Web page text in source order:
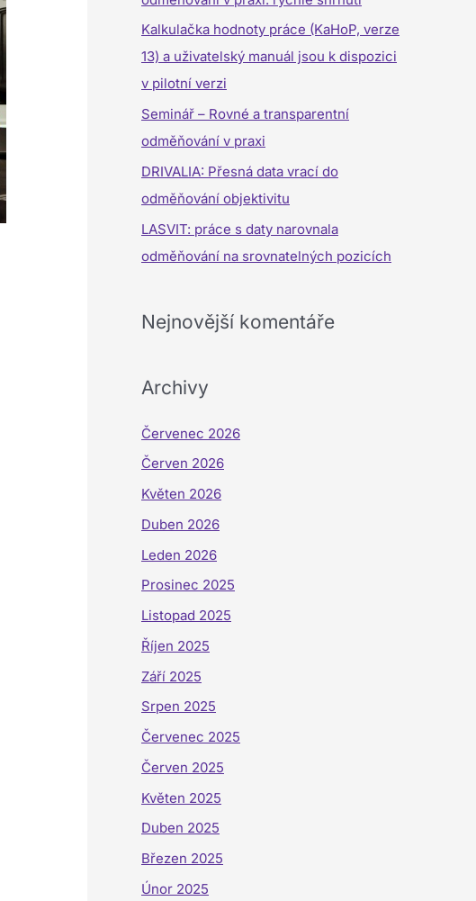
o
:
Kalkulačka hodnoty práce (KaHoP, verze
13) a uživatelský manuál jsou k dispozici
v pilotní verzi
Seminář – Rovné a transparentní
odměňování v praxi
DRIVALIA: Přesná data vrací do
odměňování objektivitu
LASVIT: práce s daty narovnala
odměňování na srovnatelných pozicích
Nejnovější komentáře
Archivy
Červenec 2026
Červen 2026
Květen 2026
Duben 2026
Leden 2026
Prosinec 2025
Listopad 2025
Říjen 2025
Září 2025
Srpen 2025
Červenec 2025
Červen 2025
Květen 2025
Duben 2025
Březen 2025
Únor 2025